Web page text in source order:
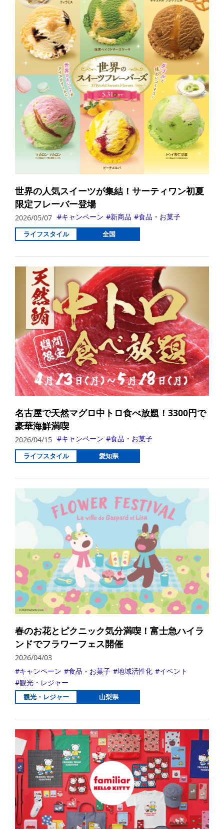
世界の人気スイーツが集結！サーティワン初夏
限定フレーバー登場
2026/05/07 キャンペーン 新商品 食品・お菓子
ライフスタイル 全国
名古屋で天然マグロ中トロ食べ放題！3300円で
豪華海鮮満喫
2026/04/15 キャンペーン 食品・お菓子
ライフスタイル 愛知県
春のお花とピクニック気分満喫！富士急ハイラ
ンドでフラワーフェス開催
2026/04/03
キャンペーン
食品・お菓子 地域活性化
イベント
観光・レジャー
観光・レジャー 山梨県